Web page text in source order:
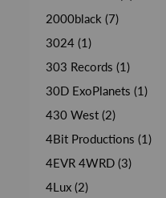
2000black (7)
3024 (1)
303 Records (1)
30D ExoPlanets (1)
430 West (2)
4Bit Productions (1)
4EVR 4WRD (3)
4Lux (2)